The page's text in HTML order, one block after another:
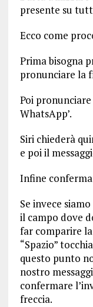
presente su
Ecco come
Prima bisogna
pronunciare la
Poi
WhatsApp’.
Siri chiederà
e poi il
Infine
Se invece
il campo dove
far comparire
“Spazio”
questo punto
nostro
confermare
freccia.